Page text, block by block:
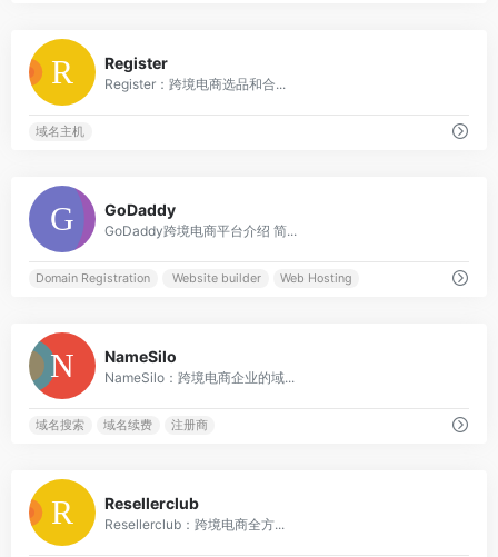
Register
Register：跨境电商选品和合...
域名主机
GoDaddy
GoDaddy跨境电商平台介绍 简...
Domain Registration Website builder Web Hosting
NameSilo
NameSilo：跨境电商企业的域...
域名搜索 域名续费 注册商
Resellerclub
Resellerclub：跨境电商全方...